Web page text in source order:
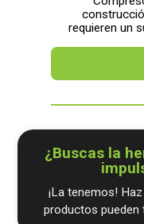
requieren un
¿Buscas la
¡La tenemos!
productos pueden